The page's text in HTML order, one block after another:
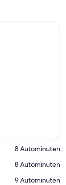
‪8 Autominuten‬
‪8 Autominuten‬
‪9 Autominuten‬